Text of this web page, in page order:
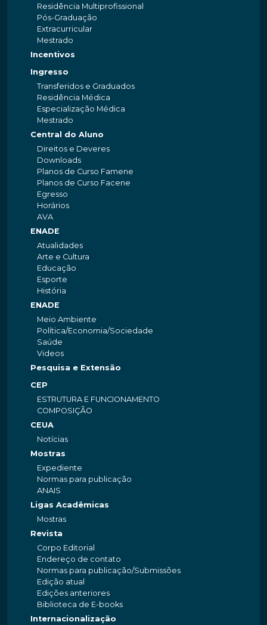
Residência Multiprofissional
Pós-Graduação
Extracurricular
Mestrado
Incentivos
Ingresso
Transferidos e Graduados
Residência Médica
Especialização Médica
Mestrado
Central do Aluno
Direitos e Deveres
Downloads
Planos de Curso Famene
Planos de Curso Facene
Egresso
Horários
AVA
ENADE
Atualidades
Arte e Cultura
Educação
Esporte
História
ENADE
Meio Ambiente
Política/Economia/Sociedade
Saúde
Videos
Pesquisa e Extensão
CEP
ESTRUTURA E FUNCIONAMENTO
COMPOSIÇÃO
CEUA
Notícias
Mostras
Expediente
Normas para publicação
ANAIS
Ligas Acadêmicas
Mostras
Revista
Corpo Editorial
Endereço de contato
Normas para publicação/Submissões
Edição atual
Edições anteriores
Biblioteca de E-books
Internacionalização